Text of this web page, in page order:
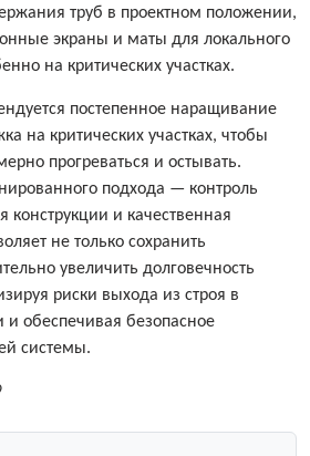
труб в проектном положении,
экраны и маты для локального
на критических участках.
постепенное наращивание
на критических участках, чтобы
прогреваться и остывать.
подхода — контроль
конструкции и качественная
не только сохранить
увеличить долговечность
риски выхода из строя в
и обеспечивая безопасное
системы.